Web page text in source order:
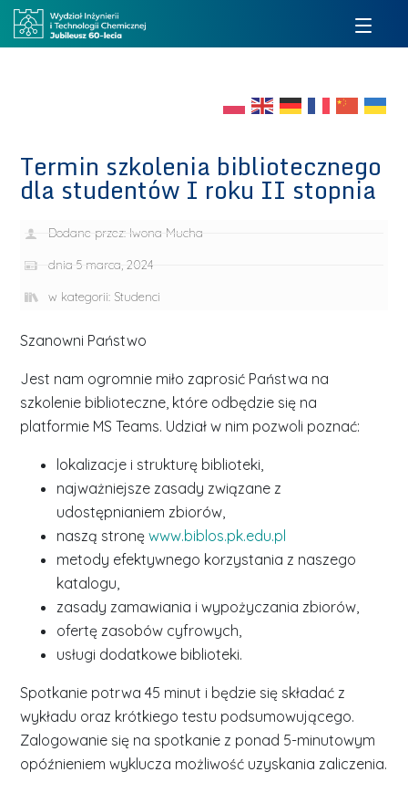
Termin szkolenia bibliotecznego
dla studentów I roku II stopnia
Dodane przez: Iwona Mucha
dnia 5 marca, 2024
w kategorii: Studenci
Szanowni Państwo
Jest nam ogromnie miło zaprosić Państwa na
szkolenie biblioteczne, które odbędzie się na
platformie MS Teams. Udział w nim pozwoli poznać:
lokalizacje i strukturę biblioteki,
najważniejsze zasady związane z
udostępnianiem zbiorów,
naszą stronęwww.biblos.pk.edu.pl
metody efektywnego korzystania z naszego
katalogu,
zasady zamawiania i wypożyczania zbiorów,
ofertę zasobów cyfrowych,
usługi dodatkowe biblioteki.
Spotkanie potrwa 45 minut i będzie się składać z
wykładu oraz krótkiego testu podsumowującego.
Zalogowanie się na spotkanie z ponad 5-minutowym
opóźnieniem wyklucza możliwość uzyskania zaliczenia.